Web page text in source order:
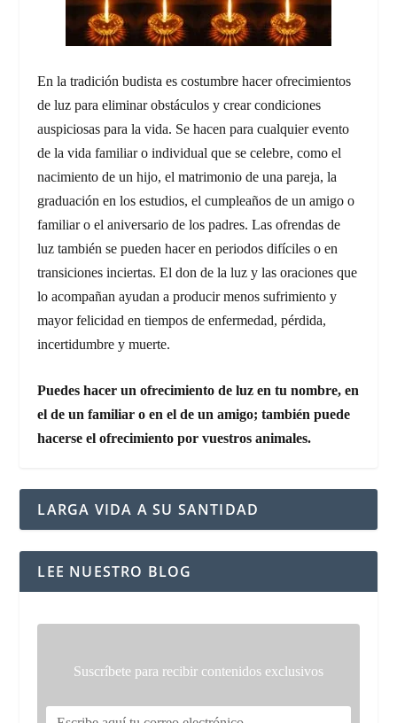
En la tradición budista es costumbre hacer ofrecimientos
de luz para eliminar obstáculos y crear condiciones
auspiciosas para la vida. Se hacen para cualquier evento
de la vida familiar o individual que se celebre, como el
nacimiento de un hijo, el matrimonio de una pareja, la
graduación en los estudios, el cumpleaños de un amigo o
familiar o el aniversario de los padres. Las ofrendas de
luz también se pueden hacer en periodos difíciles o en
transiciones inciertas. El don de la luz y las oraciones que
lo acompañan ayudan a producir menos sufrimiento y
mayor felicidad en tiempos de enfermedad, pérdida,
incertidumbre y muerte.
Puedes hacer un ofrecimiento de luz en tu nombre, en
el de un familiar o en el de un amigo; también puede
hacerse el ofrecimiento por vuestros animales.
LARGA VIDA A SU SANTIDAD
LEE NUESTRO BLOG
Suscríbete para recibir contenidos exclusivos